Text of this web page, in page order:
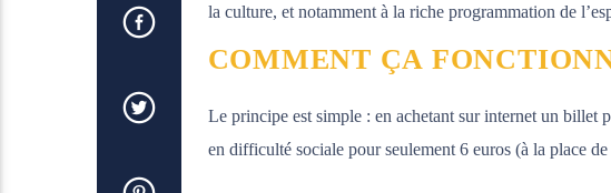
la culture, et notamment à la riche programmation de
COMMENT ÇA
Le principe est simple : en achetant sur internet un billet
en difficulté sociale pour seulement 6 euros (à la place